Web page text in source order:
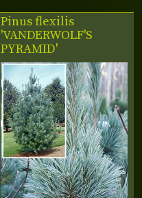
Pinus flexilis
'VANDERWOLF'S
PYRAMID'